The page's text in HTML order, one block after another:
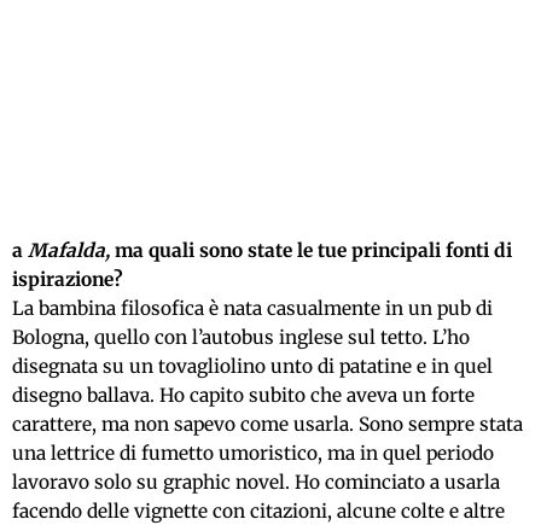
a Mafalda, ma quali sono state le tue principali fonti di
ispirazione?
La bambina filosofica è nata casualmente in un pub di
Bologna, quello con l’autobus inglese sul tetto. L’ho
disegnata su un tovagliolino unto di patatine e in quel
disegno ballava. Ho capito subito che aveva un forte
carattere, ma non sapevo come usarla. Sono sempre stata
una lettrice di fumetto umoristico, ma in quel periodo
lavoravo solo su graphic novel. Ho cominciato a usarla
facendo delle vignette con citazioni, alcune colte e altre